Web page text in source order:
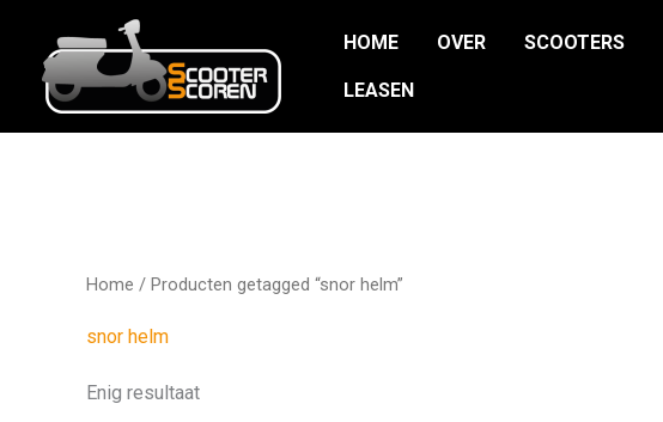
HOME OVER SCOOTERS
LEASEN
Home / Producten getagged “snor helm”
snor helm
Enig resultaat